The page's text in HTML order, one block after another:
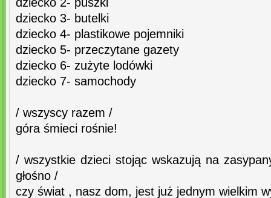
dziecko 3- butelki
dziecko 4- plastikowe pojemniki
dziecko 5- przeczytane gazety
dziecko 6- zużyte lodówki
dziecko 7- samochody
/ wszyscy razem /
góra śmieci rośnie!
/ wszystkie dzieci stojąc wskazują na
głośno /
czy świat , nasz dom, jest już jednym wielkim